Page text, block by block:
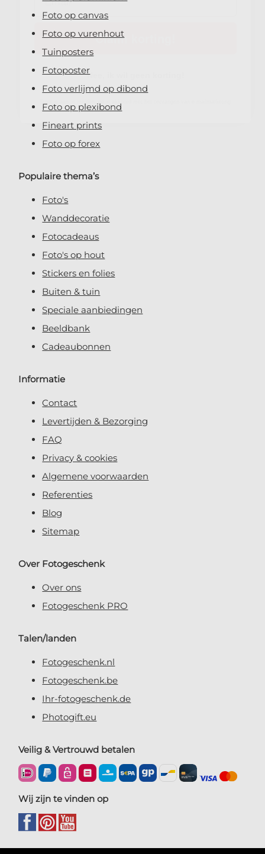
Foto op canvas
Foto op vurenhout
Tuinposters
Fotoposter
Foto verlijmd op dibond
Foto op plexibond
Fineart prints
Foto op forex
Populaire thema’s
Foto's
Wanddecoratie
Fotocadeaus
Foto's op hout
Stickers en folies
Buiten & tuin
Speciale aanbiedingen
Beeldbank
Cadeaubonnen
Informatie
Contact
Levertijden & Bezorging
FAQ
Privacy & cookies
Algemene voorwaarden
Referenties
Blog
Sitemap
Over Fotogeschenk
Over ons
Fotogeschenk PRO
Talen/landen
Fotogeschenk.nl
Fotogeschenk.be
Ihr-fotogeschenk.de
Photogift.eu
Veilig & Vertrouwd betalen
Wij zijn te vinden op
Claim korting!
Nee, ik wil geen korting!
Door je aan te melden, ga je akkoord met het ontvangen van e-mailmarketing